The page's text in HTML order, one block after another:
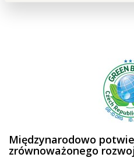
Międzynarodowo
zrównoważonego